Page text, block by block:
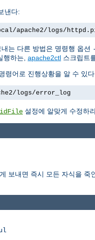
낸다:
apache2/logs/
는 다른 방법은 명령행 옵션
행하는, apache2ctl 스크립트
령어로 진행상황을 알 수 있
logs/error_log
설정에 알맞게 수정하
보내면 즉시 모든 자식을 죽